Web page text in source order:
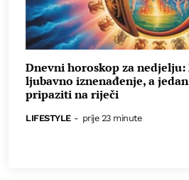
Dnevni horoskop za nedjelju:
ljubavno iznenađenje, a
pripaziti na riječi
LIFESTYLE - prije 23 minute